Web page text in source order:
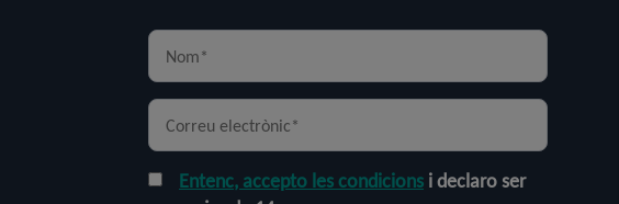
Entenc, accepto les condicions i declaro ser